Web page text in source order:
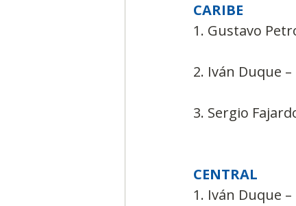
CARIBE
1. Gustavo
2. Iván Duque
3. Sergio
CENTRAL
1. Iván Duque